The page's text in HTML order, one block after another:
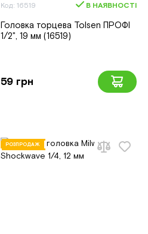
Код: 16519 В НАЯВНОСТІ
Головка торцева Tolsen ПРОФІ
1/2", 19 мм (16519)
59 грн
РОЗПРОДАЖ